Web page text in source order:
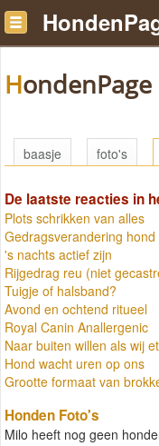
baasje foto's
De laatste reacties in
Plots schrikken van alles
Gedragsverandering
's nachts actief zijn
Rijgedrag reu (niet
Tuigje of halsband?
Avond en ochtend ritueel
Royal Canin Anallergenic
Naar buiten willen als wij
Hond wacht uren op ons
Grootte formaat van
Honden Foto's
Milo heeft nog geen